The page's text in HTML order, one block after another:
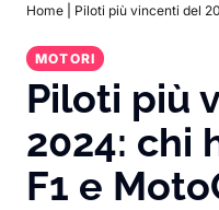
Home Piloti più vincenti del
MOTORI
Piloti più
2024: chi
F1 e